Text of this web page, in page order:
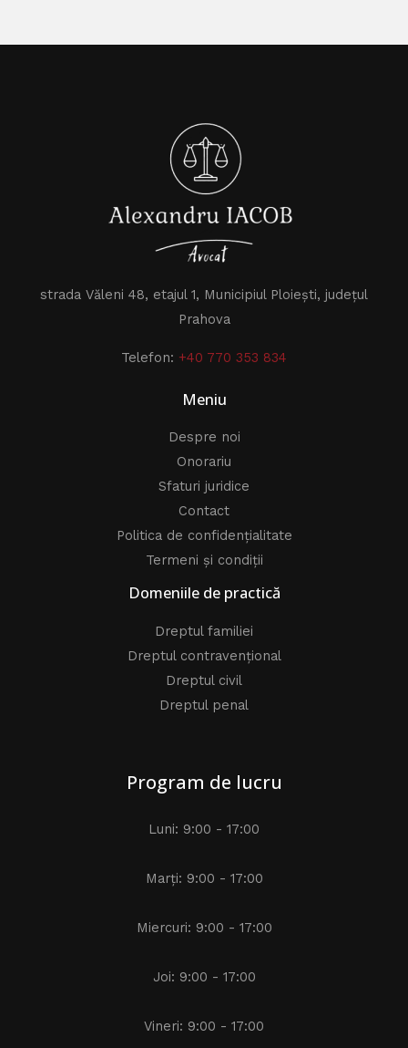
strada Văleni 48, etajul 1, Municipiul Ploiești, județul
Prahova
Telefon: +40 770 353 834
Meniu
Despre noi
Onorariu
Sfaturi juridice
Contact
Politica de confidențialitate
Termeni și condiții
Domeniile de practică
Dreptul familiei
Dreptul contravențional
Dreptul civil
Dreptul penal
Program de lucru
Luni: 9:00 - 17:00
Marți: 9:00 - 17:00
Miercuri: 9:00 - 17:00
Joi: 9:00 - 17:00
Vineri: 9:00 - 17:00